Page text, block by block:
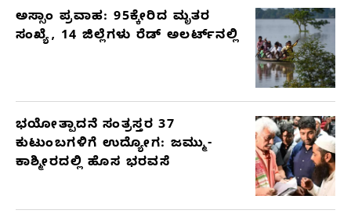
ಅಸ್ಸಾಂ ಪ್ರವಾಹ: 95ಕ್ಕೇರಿದ ಮೃತರ
ಸಂಖ್ಯೆ, 14 ಜಿಲ್ಲೆಗಳು ರೆಡ್ ಅಲರ್ಟ್‌ನಲ್ಲಿ
ಭಯೋತ್ಪಾದನೆ ಸಂತ್ರಸ್ತರ 37
ಕುಟುಂಬಗಳಿಗೆ ಉದ್ಯೋಗ: ಜಮ್ಮು-
ಕಾಶ್ಮೀರದಲ್ಲಿ ಹೊಸ ಭರವಸೆ